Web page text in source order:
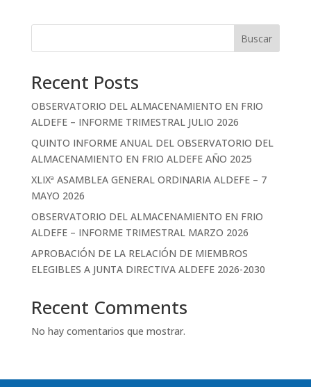
Buscar
Recent Posts
OBSERVATORIO DEL ALMACENAMIENTO EN FRIO
ALDEFE – INFORME TRIMESTRAL JULIO 2026
QUINTO INFORME ANUAL DEL OBSERVATORIO DEL
ALMACENAMIENTO EN FRIO ALDEFE AÑO 2025
XLIXª ASAMBLEA GENERAL ORDINARIA ALDEFE – 7
MAYO 2026
OBSERVATORIO DEL ALMACENAMIENTO EN FRIO
ALDEFE – INFORME TRIMESTRAL MARZO 2026
APROBACIÓN DE LA RELACIÓN DE MIEMBROS
ELEGIBLES A JUNTA DIRECTIVA ALDEFE 2026-2030
Recent Comments
No hay comentarios que mostrar.